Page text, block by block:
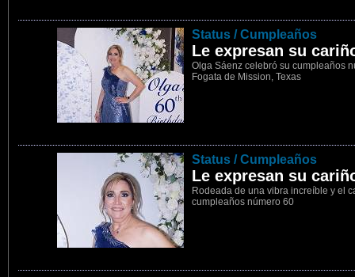
Status / Cumpleaños
Le expresan su
Olga Sáenz celebró su cumpleaños
Fogata de Mission, Texas
Status / Cumpleaños
Le expresan su
Rodeada de una vibra increíble y el
cumpleaños número 60